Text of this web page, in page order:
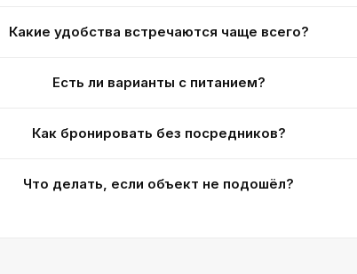
Какие удобства встречаются чаще всего?
Есть ли варианты с питанием?
Как бронировать без посредников?
Что делать, если объект не подошёл?